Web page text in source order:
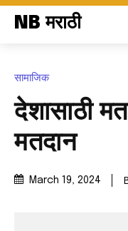
NB मराठी
सामाजिक
देशासाठी
मतदान
March 19, 2024